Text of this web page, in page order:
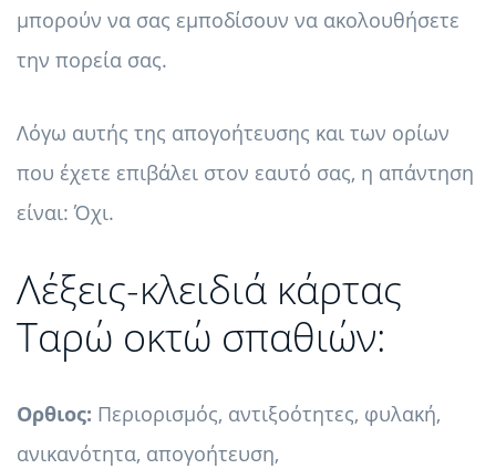
μπορούν να σας εμποδίσουν να ακολουθήσετε
την πορεία σας.
Λόγω αυτής της απογοήτευσης και των ορίων
που έχετε επιβάλει στον εαυτό σας, η απάντηση
είναι: Όχι.
Λέξεις-κλειδιά κάρτας
Ταρώ οκτώ σπαθιών:
Ορθιος: Περιορισμός, αντιξοότητες, φυλακή,
ανικανότητα, απογοήτευση,